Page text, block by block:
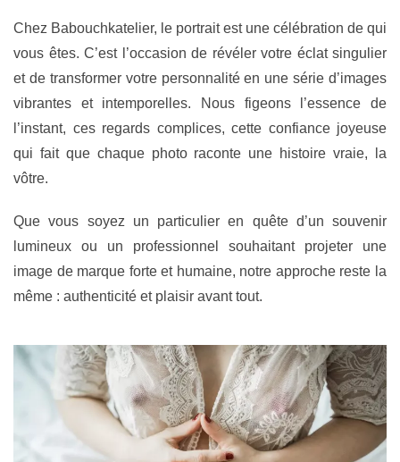
Chez Babouchkatelier, le portrait est une célébration de qui
vous êtes. C’est l’occasion de révéler votre éclat singulier
et de transformer votre personnalité en une série d’images
vibrantes et intemporelles. Nous figeons l’essence de
l’instant, ces regards complices, cette confiance joyeuse
qui fait que chaque photo raconte une histoire vraie, la
vôtre.
Que vous soyez un particulier en quête d’un souvenir
lumineux ou un professionnel souhaitant projeter une
image de marque forte et humaine, notre approche reste la
même : authenticité et plaisir avant tout.